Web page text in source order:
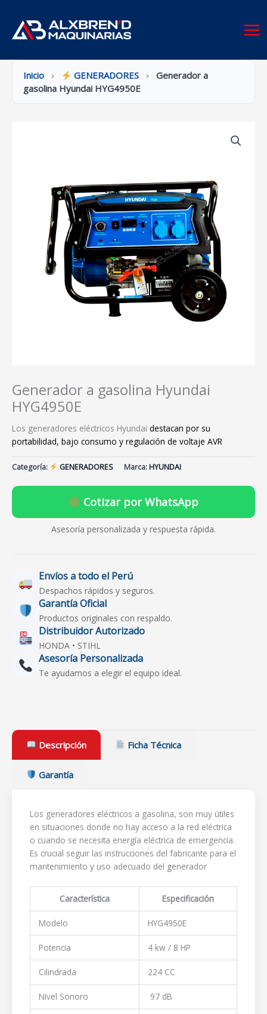
contenido
Inicio › GENERADORES ›
Generador a
gasolina Hyundai HYG4950E
Generador a gasolina Hyundai
HYG4950E
Los generadores eléctricos Hyundai destacan por su
portabilidad, bajo consumo y regulación de voltaje AVR
Categoría: GENERADORES Marca:HYUNDAI
Cotizar por WhatsApp
Asesoría personalizada y respuesta rápida.
Envíos a todo el Perú
Despachos rápidos y seguros.
Garantía Oficial
Productos originales con respaldo.
Distribuidor Autorizado
HONDA • STIHL
Asesoría Personalizada
Te ayudamos a elegir el equipo ideal.
Descripción Ficha Técnica
Garantía
Los generadores eléctricos a gasolina, son muy útiles
en situaciones donde no hay acceso a la red eléctrica
o cuando se necesita energía eléctrica de emergencia.
Es crucial seguir las instrucciones del fabricante para el
mantenimiento y uso adecuado del generador
Característica Especificación
Modelo HYG4950E
Potencia 4 kw / 8 HP
Cilindrada 224 CC
Nivel Sonoro 97 dB